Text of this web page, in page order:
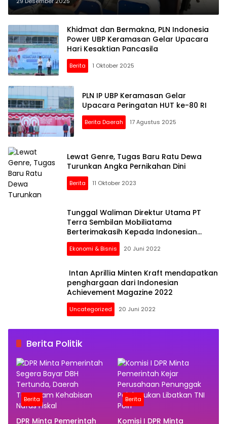
Khidmat dan Bermakna, PLN Indonesia
Power UBP Keramasan Gelar Upacara
Hari Kesaktian Pancasila
Berita 1 Oktober 2025
PLN IP UBP Keramasan Gelar
Upacara Peringatan HUT ke-80 RI
Berita Daerah 17 Agustus 2025
Lewat Genre, Tugas Baru Ratu Dewa
Turunkan Angka Pernikahan Dini
Berita 11 Oktober 2023
Tunggal Waliman Direktur Utama PT
Terra Sembilan Mobiliatama
Berterimakasih Kepada Indonesian
Achievement Magazine
Ekonomi & Bisnis 20 Juni 2022
Intan Aprillia Minten Kraft mendapatkan
penghargaan dari Indonesian
Achievement Magazine 2022
Uncategorized 20 Juni 2022
Berita Politik
Berita
DPR Minta Pemerintah
Berita
Komisi I DPR Minta